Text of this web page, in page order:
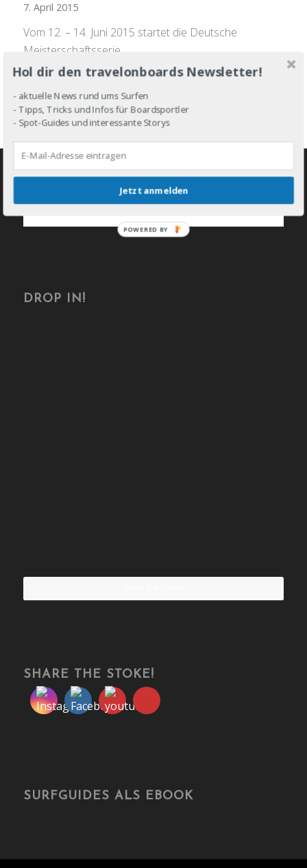
7. April 2015
Vom 12. – 14. Juni 2015 startet die Deutsche
Meisterschaftsserie…
JOIN THE LINE-UP!
DROP IN!
SHARE THE STOKE!
SURFGUIDES ALS EBOOK
Hol dir den travelonboards Newsletter!
- aktuelle News rund ums Surfen
- Tipps, Tricks und Infos für Boardsportler
- Spot-Guides und interessante Storys
Jetzt anmelden
POWERED BY